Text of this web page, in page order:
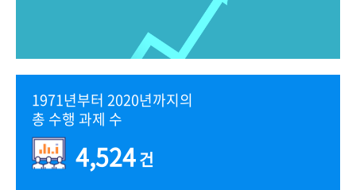
1971년부터 2020년까지의
총 수행 과제 수
4,524건